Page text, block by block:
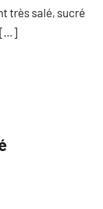
très salé, sucré
[…]